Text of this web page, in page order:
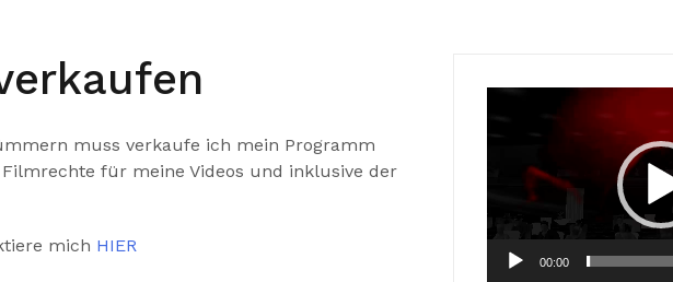
muss verkaufe ich mein Programm
für meine Videos und inklusive der
mich HIER
00:00